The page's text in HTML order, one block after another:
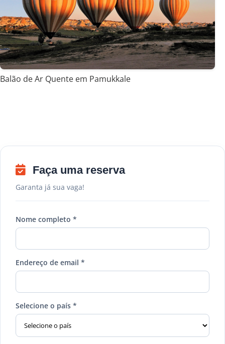
Balão de Ar Quente em Pamukkale
Faça uma reserva
Garanta já sua vaga!
Nome completo *
Endereço de email *
Selecione o país *